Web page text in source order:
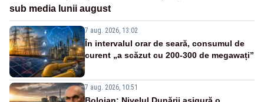
sub media lunii august
7 aug. 2026, 13:02
În intervalul orar de seară, consumul de
curent „a scăzut cu 200-300 de megawați”
7 aug. 2026, 10:51
Bolojan: Nivelul Dunării asigură o